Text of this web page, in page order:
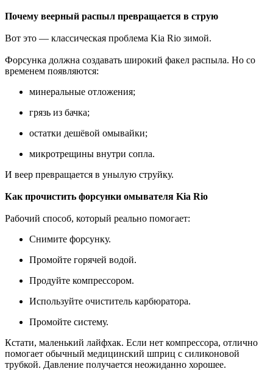
Почему веерный распыл превращается в струю
Вот это — классическая проблема Kia Rio зимой.
Форсунка должна создавать широкий факел распыла. Но со
временем появляются:
минеральные отложения;
грязь из бачка;
остатки дешёвой омывайки;
микротрещины внутри сопла.
И веер превращается в унылую струйку.
Как прочистить форсунки омывателя Kia Rio
Рабочий способ, который реально помогает:
Снимите форсунку.
Промойте горячей водой.
Продуйте компрессором.
Используйте очиститель карбюратора.
Промойте систему.
Кстати, маленький лайфхак. Если нет компрессора, отлично
помогает обычный медицинский шприц с силиконовой
трубкой. Давление получается неожиданно хорошее.